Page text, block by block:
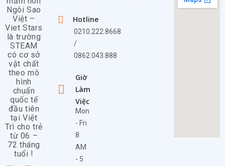
Ngôi Sao
Việt –
Viet Stars
là trường
STEAM
có cơ sở
vật chất
theo mô
hình
chuẩn
quốc tế
đầu tiên
tại Việt
Trì cho trẻ
từ 06 –
72 tháng
tuổi !
Hotline
0210.222.8668
/
0862.043.888
Giờ
Làm
Việc
Mon
- Fri
8
AM
- 5